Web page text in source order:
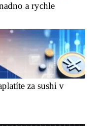
a rychle
za sushi v